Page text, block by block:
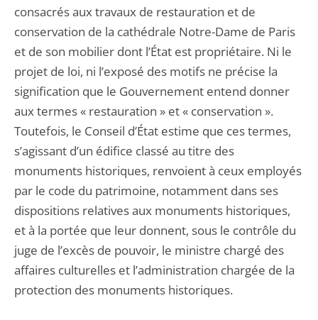
consacrés aux travaux de restauration et de
conservation de la cathédrale Notre-Dame de Paris
et de son mobilier dont l’État est propriétaire. Ni le
projet de loi, ni l’exposé des motifs ne précise la
signification que le Gouvernement entend donner
aux termes « restauration » et « conservation ».
Toutefois, le Conseil d’État estime que ces termes,
s’agissant d’un édifice classé au titre des
monuments historiques, renvoient à ceux employés
par le code du patrimoine, notamment dans ses
dispositions relatives aux monuments historiques,
et à la portée que leur donnent, sous le contrôle du
juge de l’excès de pouvoir, le ministre chargé des
affaires culturelles et l’administration chargée de la
protection des monuments historiques.